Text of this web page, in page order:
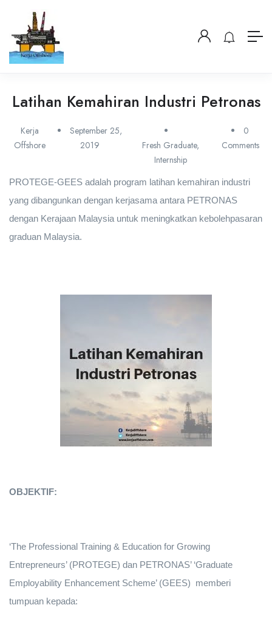
Latihan Kemahiran Industri Petronas
Kerja
Offshore
September 25,
2019
Fresh Graduate,
Internship
0
Comments
PROTEGE-GEES adalah program latihan kemahiran industri
yang dibangunkan dengan kerjasama antara PETRONAS
dengan Kerajaan Malaysia untuk meningkatkan kebolehpasaran
graduan Malaysia.
OBJEKTIF:
‘The Professional Training & Education for Growing
Entrepreneurs’ (PROTEGE) dan PETRONAS’ ‘Graduate
Employability Enhancement Scheme’ (GEES) memberi
tumpuan kepada: